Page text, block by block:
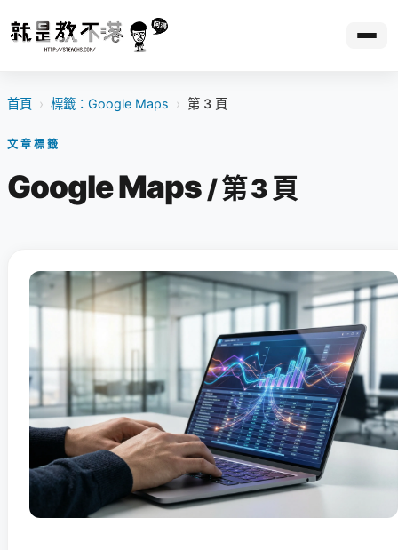
首頁 › 標籤：Google Maps › 第 3 頁
文章標籤
Google Maps / 第 3 頁